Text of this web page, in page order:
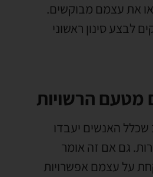
את עצמם מבוקשים.
לבצע סינון ראשוני
מטעם הרשויות
שכלל האנשים יעבדו
גם אם זה אומר
על עצמם אפשרויות